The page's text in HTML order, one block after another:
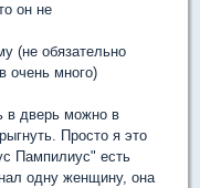
он не
(не обязательно
очень много)
в дверь можно в
Просто я это
Пампилиус" есть
одну женщину, она